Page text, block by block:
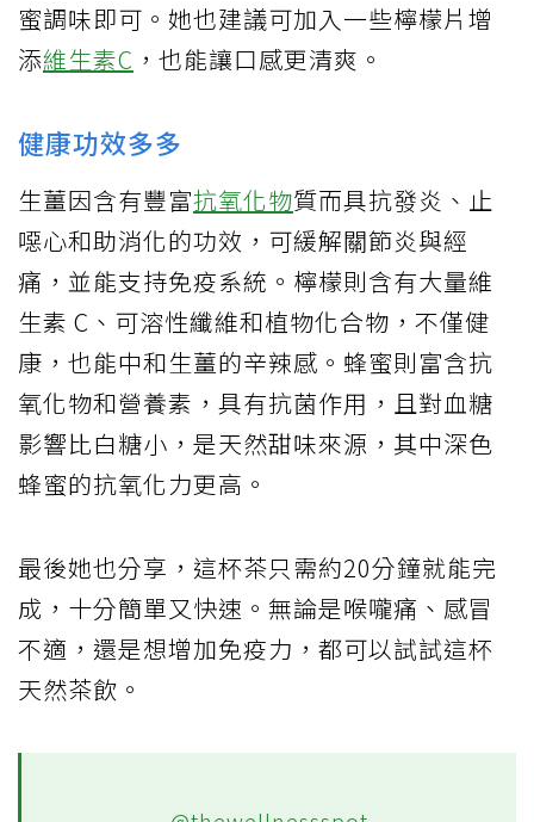
蜜調味即可。她也建議可加入一些檸檬片增
添維生素C ，也能讓口感更清爽。
健康功效多多
生薑因含有豐富抗氧化物質而具抗發炎、止
噁心和助消化的功效，可緩解關節炎與經
痛，並能支持免疫系統。檸檬則含有大量維
生素 C、可溶性纖維和植物化合物，不僅健
康，也能中和生薑的辛辣感。蜂蜜則富含抗
氧化物和營養素，具有抗菌作用，且對血糖
影響比白糖小，是天然甜味來源，其中深色
蜂蜜的抗氧化力更高。
最後她也分享，這杯茶只需約20分鐘就能完
成，十分簡單又快速。無論是喉嚨痛、感冒
不適，還是想增加免疫力，都可以試試這杯
天然茶飲。